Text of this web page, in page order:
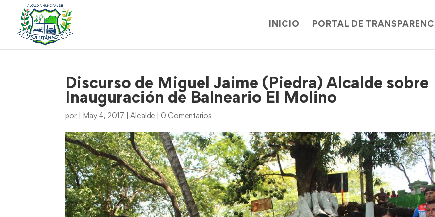
INICIO PORTAL DE
Discurso de Miguel Jaime (Piedra) Alcalde sobre
Inauguración de Balneario El Molino
por May 4, 2017 |Alcalde 0 Comentarios